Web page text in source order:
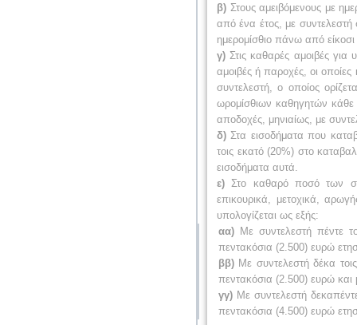
β) Στους αμειβόμενους με
από ένα έτος, με συντελεστή
ημερομίσθιο πάνω από
γ) Στις καθαρές αμοιβές
αμοιβές ή παροχές, οι οποίες
συντελεστή, ο οποίος
ωρομίσθιων καθηγητών κάθε
αποδοχές, μηνιαίως, με
δ) Στα εισοδήματα που
τοις εκατό (20%) στο
εισοδήματα αυτά.
ε) Στο καθαρό ποσό των
επικουρικά, μετοχικά,
υπολογίζεται ως εξής:
αα) Με συντελεστή πέντε
πεντακόσια (2.500) ευρώ
ββ) Με συντελεστή δέκα
πεντακόσια (2.500) ευρώ και
γγ) Με συντελεστή
πεντακόσια (4.500) ευρώ